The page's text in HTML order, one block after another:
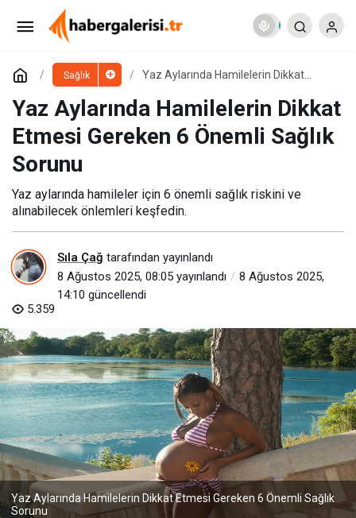
Sağlık
Yaz Aylarında Hamilelerin Dikkat
Sorunu
Yaz Aylarında Hamilelerin Dikkat
Etmesi Gereken 6 Önemli Sağlık
Sorunu
Yaz aylarında hamileler için 6 önemli sağlık riskini ve
alınabilecek önlemleri keşfedin.
Sıla Çağ tarafından yayınlandı
8 Ağustos 2025, 08:05 yayınlandı
8 Ağustos 2025,
14:10 güncellendi
5.359
Yaz Aylarında Hamilelerin Dikkat Etmesi Gereken 6 Önemli Sağlık
Sorunu
Kadın Arıcılar Arı Sütü Üretiminde Rekor
Verimle Öne Çıkıyor
Yorum Yap